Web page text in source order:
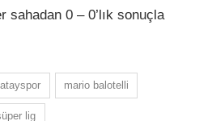
0 – 0’lık sonuçla
mario balotelli
lig